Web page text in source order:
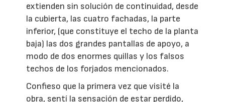
extienden sin solución de continuidad, desde
la cubierta, las cuatro fachadas, la parte
inferior, (que constituye el techo de la planta
baja) las dos grandes pantallas de apoyo, a
modo de dos enormes quillas y los falsos
techos de los forjados mencionados.
Confieso que la primera vez que visité la
obra, sentí la sensación de estar perdido,